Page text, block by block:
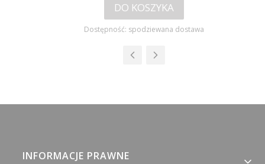
DO KOSZYKA
Dostępność: spodziewana dostawa
Linki w stopce
INFORMACJE PRAWNE